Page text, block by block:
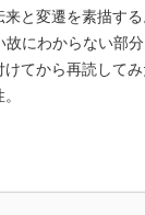
と変遷を素描する
にわからない部
てから再読してみ